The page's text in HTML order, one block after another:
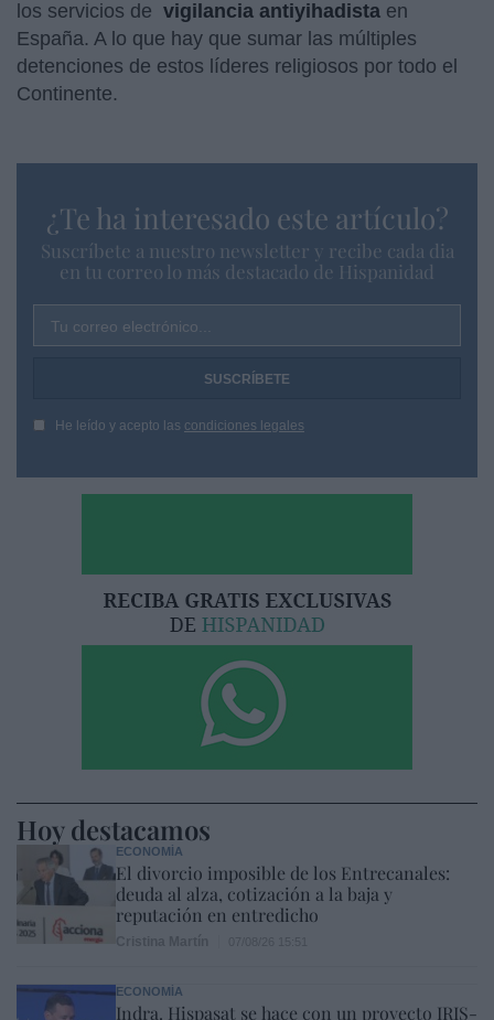
los servicios de vigilancia antiyihadista en
España. A lo que hay que sumar las múltiples
detenciones de estos líderes religiosos por todo el
Continente.
¿Te ha interesado este artículo?
Suscríbete a nuestro newsletter y recibe cada dia
en tu correo lo más destacado de Hispanidad
Tu correo electrónico...
He leído y acepto las condiciones legales
Hoy destacamos
ECONOMÍA
El divorcio imposible de los Entrecanales:
deuda al alza, cotización a la baja y
reputación en entredicho
ECONOMÍA
Indra. Hispasat se hace con un proyecto IRIS-